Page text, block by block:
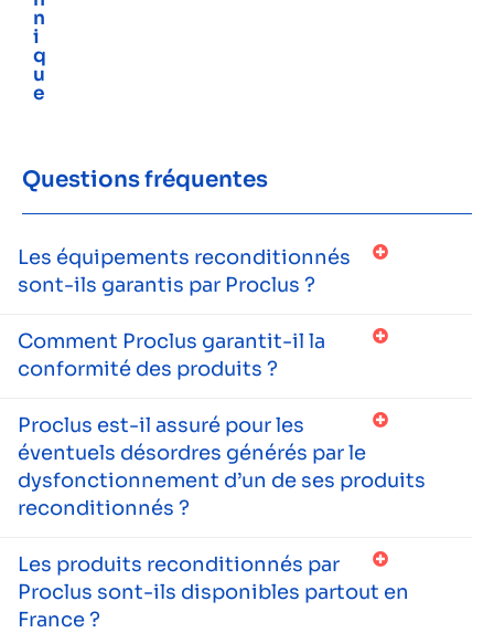
n
i
q
u
e
Questions fréquentes
Les équipements reconditionnés
sont-ils garantis par Proclus ?
Comment Proclus garantit-il la
conformité des produits ?
Proclus est-il assuré pour les
éventuels désordres générés par le
dysfonctionnement d’un de ses produits
reconditionnés ?
Les produits reconditionnés par
Proclus sont-ils disponibles partout en
France ?